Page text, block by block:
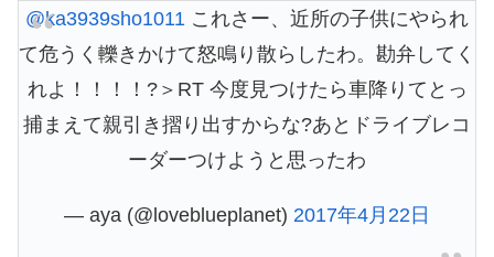
@ka3939sho1011 これさー、近所の子供にやられ
て危うく轢きかけて怒鳴り散らしたわ。勘弁してく
れよ！！！！?＞RT 今度見つけたら車降りてとっ
捕まえて親引き摺り出すからな?あとドライブレコ
ーダーつけようと思ったわ
— aya (@loveblueplanet) 2017年4月22日